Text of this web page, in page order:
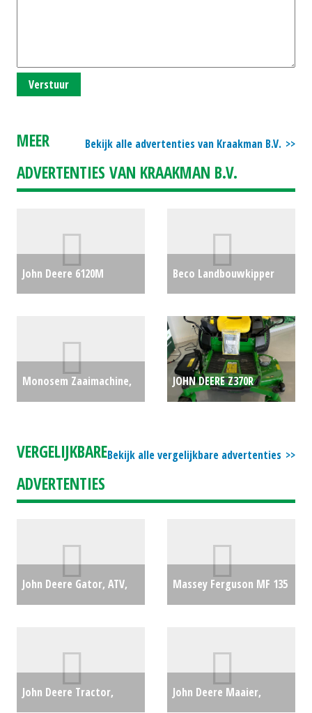
Verstuur
Bekijk alle advertenties van Kraakman B.V.
MEER
ADVERTENTIES VAN KRAAKMAN B.V.
John Deere 6120M
Beco Landbouwkipper
remmen (SB) #29464
€0
Monosem Zaaimachine,
JOHN DEERE Z370R
Bekijk alle vergelijkbare advertenties
VERGELIJKBARE
ADVERTENTIES
John Deere Gator, ATV,
Massey Ferguson MF 135
John Deere Tractor,
John Deere Maaier,